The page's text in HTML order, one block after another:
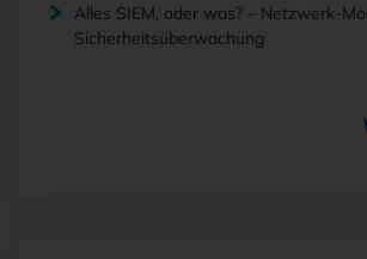
Alles SIEM, oder was? – Netzwerk-
Sicherheitsüberwachung